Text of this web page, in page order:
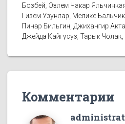
Бозбей, Озлем Чакар
Гизем Узунлар, Мелике
Пинар Бильгин, Джихангир
Джейда Кайгусуз, Тарык
Комментарии